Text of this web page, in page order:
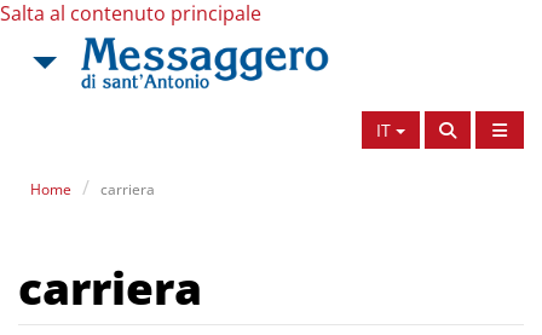
Salta al contenuto principale
IT
Home carriera
carriera